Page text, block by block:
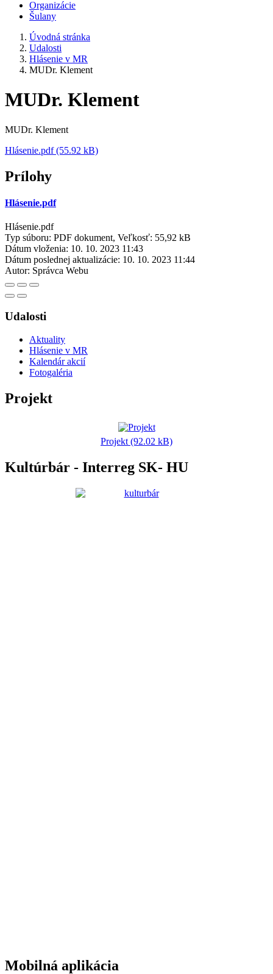
Organizácie
Šulany
Úvodná stránka
Udalosti
Hlásenie v MR
MUDr. Klement
MUDr. Klement
MUDr. Klement
Hlásenie.pdf (55.92 kB)
Prílohy
Hlásenie.pdf
Hlásenie.pdf
Typ súboru: PDF dokument, Veľkosť: 55,92 kB
Dátum vloženia: 10. 10. 2023 11:43
Dátum poslednej aktualizácie: 10. 10. 2023 11:44
Autor: Správca Webu
Udalosti
Aktuality
Hlásenie v MR
Kalendár akcií
Fotogaléria
Projekt
Projekt (92.02 kB)
Kultúrbár - Interreg SK- HU
Mobilná aplikácia